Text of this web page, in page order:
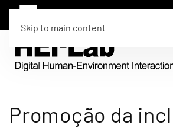
Skip to main content
Promoção da